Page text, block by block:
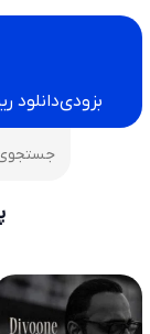
بزودیدانلود